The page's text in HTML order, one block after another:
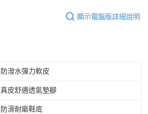
顯示電腦版詳細說明
防潑水彈力軟皮
真皮舒適透氣墊腳
防滑耐磨鞋底